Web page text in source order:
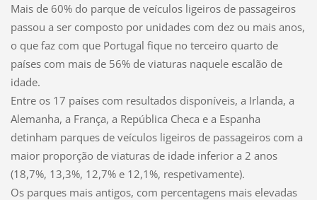
Mais de 60% do parque de veículos ligeiros de passageiros
passou a ser composto por unidades com dez ou mais anos,
o que faz com que Portugal fique no terceiro quarto de
países com mais de 56% de viaturas naquele escalão de
idade.
Entre os 17 países com resultados disponíveis, a Irlanda, a
Alemanha, a França, a República Checa e a Espanha
detinham parques de veículos ligeiros de passageiros com a
maior proporção de viaturas de idade inferior a 2 anos
(18,7%, 13,3%, 12,7% e 12,1%, respetivamente).
Os parques mais antigos, com percentagens mais elevadas